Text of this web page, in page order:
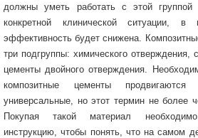
должны уметь работать с этой
конкретной клинической ситуации,
эффективность будет снижена.
три подгруппы: химического отверждения,
цементы двойного отверждения.
композитные цементы продвигаются
универсальные, но этот термин не более
Покупая такой материал
инструкцию, чтобы понять, что на самом